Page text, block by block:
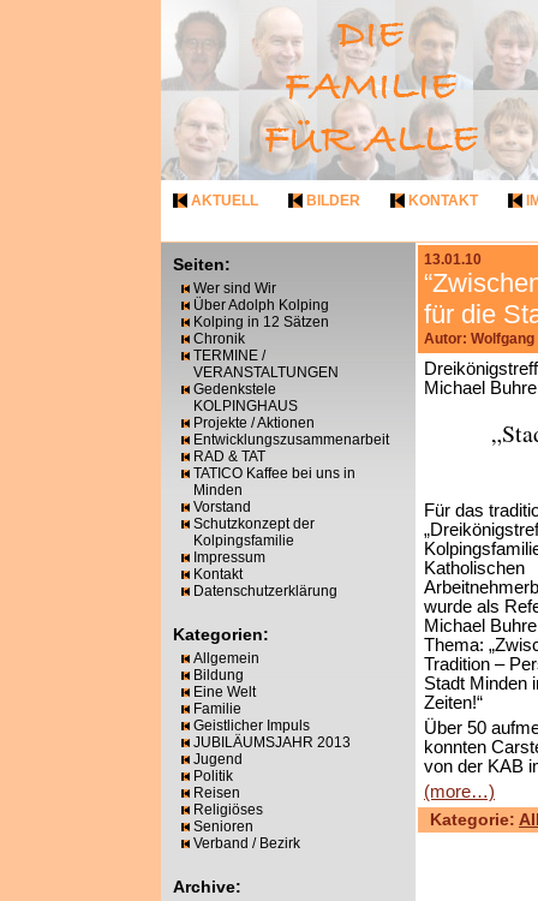
AKTUELL BILDER KONTAKT
Seiten:
Wer sind Wir
Über Adolph Kolping
Kolping in 12 Sätzen
Chronik
TERMINE /
VERANSTALTUNGEN
Gedenkstele
KOLPINGHAUS
Projekte / Aktionen
Entwicklungszusammenarbeit
RAD & TAT
TATICO Kaffee bei uns in
Minden
Vorstand
Schutzkonzept der
Kolpingsfamilie
Impressum
Kontakt
Datenschutzerklärung
Kategorien:
Allgemein
Bildung
Eine Welt
Familie
Geistlicher Impuls
JUBILÄUMSJAHR 2013
Jugend
Politik
Reisen
Religiöses
Senioren
Verband / Bezirk
Archive:
13.01.10
für die
Autor:
Michael
Für das
Katholischen
wurde als
Michael
Thema:
Tradition –
Stadt Minden
Zeiten!“
Über 50
konnten
von der KAB
(more…)
Kategorie: